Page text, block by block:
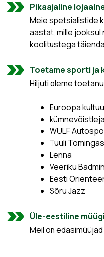
Pikaajaline
Meie spetsialistide
aastat, mille jooksul
koolitustega
Toetame sporti ja
Hiljuti oleme
Euroopa
WULF
Tuuli
Lenna
Veeriku
Eesti
Sõru Jazz
Üle-eestiline
Meil on